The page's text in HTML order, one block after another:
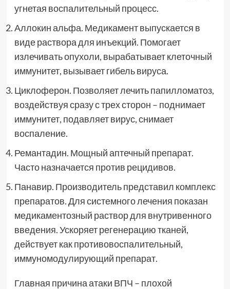
угнетая воспалительный процесс.
Аллокин альфа. Медикамент выпускается в
виде раствора для инъекций. Помогает
излечивать опухоли, вырабатывает клеточный
иммунитет, вызывает гибель вируса.
Циклоферон. Позволяет лечить папилломатоз,
воздействуя сразу с трех сторон – поднимает
иммунитет, подавляет вирус, снимает
воспаление.
Ремантадин. Мощный аптечный препарат.
Часто назначается против рецидивов.
Панавир. Производитель представил комплекс
препаратов. Для системного лечения показан
медикаментозный раствор для внутривенного
введения. Ускоряет регенерацию тканей,
действует как противовоспалительный,
иммуномодулирующий препарат.
Главная причина атаки ВПЧ – плохой